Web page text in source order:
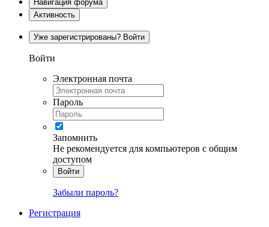
Навигация форума
Активность
Уже зарегистрированы? Войти
Войти
Электронная почта
Пароль
Запомнить
Не рекомендуется для компьютеров с общим
доступом
Войти
Забыли пароль?
Регистрация